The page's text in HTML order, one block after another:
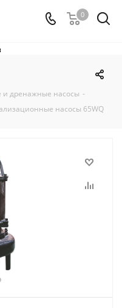
0
дренажные насосы -
насосы 65WQ